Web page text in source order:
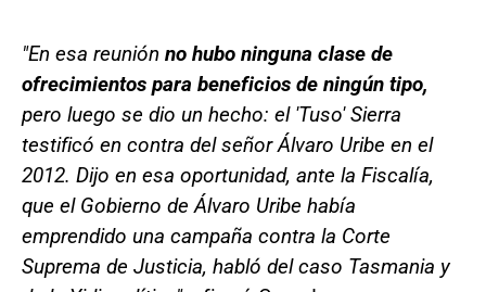
"En esa reunión no hubo ninguna clase de
ofrecimientos para beneficios de ningún tipo,
pero luego se dio un hecho: el 'Tuso' Sierra
testificó en contra del señor Álvaro Uribe en el
2012. Dijo en esa oportunidad, ante la Fiscalía,
que el Gobierno de Álvaro Uribe había
emprendido una campaña contra la Corte
Suprema de Justicia, habló del caso Tasmania y